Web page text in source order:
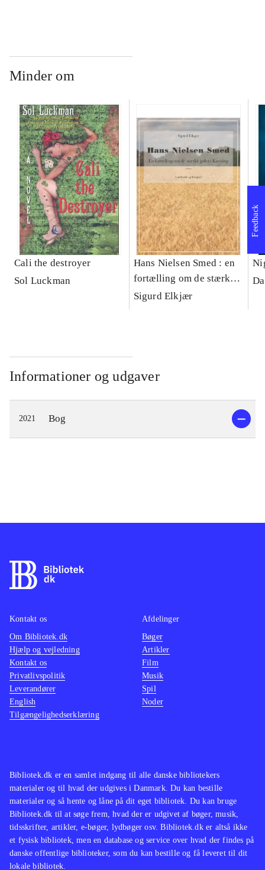
Minder om
Cali the destroyer
Sol Luckman
Hans Nielsen Smed : en
fortælling om de stærke
jyder i Korning
Sigurd Elkjær
Informationer og udgaver
2021 Bog
Feedback
Bibliotek.dk er en samlet indgang til alle danske bibliotekers
materialer og til hvad der udgives i Danmark. Du kan bestille
materialer og så hente og låne på dit eget bibliotek. Du kan bruge
Bibliotek.dk til at søge frem, hvad der er udgivet af bøger, musik,
tidsskrifter, artikler, e-bøger, lydbøger osv. Bibliotek.dk er altså ikke
et fysisk bibliotek, men en database og service over hvad der findes på
danske offentlige biblioteker, som du kan bestille og få leveret til dit
lokale bibliotek.
Kontakt os
Om Bibliotek.dk
Hjælp og vejledning
Kontakt os
Privatlivspolitik
Leverandører
English
Tilgængelighedserklæring
Afdelinger
Bøger
Artikler
Film
Musik
Spil
Noder